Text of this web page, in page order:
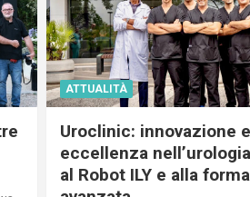
ATTUALITÀ
Uroclinic: innovazione
eccellenza
al Robot ILY e alla